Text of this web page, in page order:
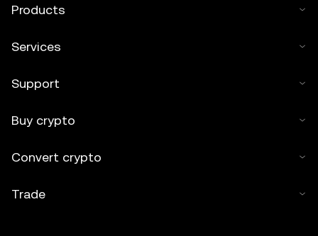
Products
Services
Support
Buy crypto
Convert crypto
Trade